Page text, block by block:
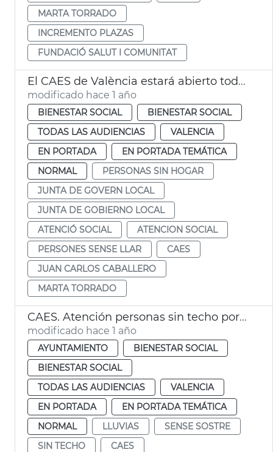
MARTA TORRADO
INCREMENTO PLAZAS
FUNDACIÓ SALUT I COMUNITAT
El CAES de València estará abierto todo el año
modificado hace 1 año
BIENESTAR SOCIAL
BIENESTAR SOCIAL
TODAS LAS AUDIENCIAS
VALENCIA
EN PORTADA
EN PORTADA TEMÁTICA
NORMAL
PERSONAS SIN HOGAR
JUNTA DE GOVERN LOCAL
JUNTA DE GOBIERNO LOCAL
ATENCIÓ SOCIAL
ATENCION SOCIAL
PERSONES SENSE LLAR
CAES
JUAN CARLOS CABALLERO
MARTA TORRADO
CAES. Atención personas sin techo por lluvias
modificado hace 1 año
AYUNTAMIENTO
BIENESTAR SOCIAL
BIENESTAR SOCIAL
TODAS LAS AUDIENCIAS
VALENCIA
EN PORTADA
EN PORTADA TEMÁTICA
NORMAL
LLUVIAS
SENSE SOSTRE
SIN TECHO
CAES